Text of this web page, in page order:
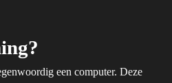
een computer. Deze